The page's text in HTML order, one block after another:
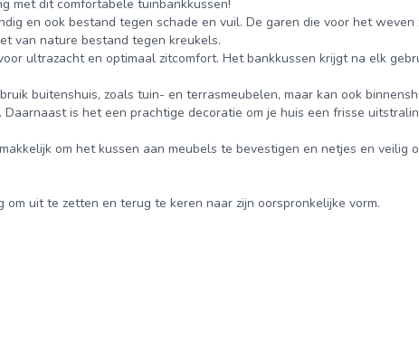
met dit comfortabele tuinbankkussen!
en ook bestand tegen schade en vuil. De garen die voor het weven
van nature bestand tegen kreukels.
ultrazacht en optimaal zitcomfort. Het bankkussen krijgt na elk
buitenshuis, zoals tuin- en terrasmeubelen, maar kan ook
is het een prachtige decoratie om je huis een frisse
om het kussen aan meubels te bevestigen en netjes en veilig
uit te zetten en terug te keren naar zijn oorspronkelijke vorm.